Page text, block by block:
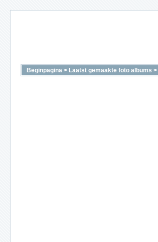
Beginpagina > Laatst gemaakte foto albums >